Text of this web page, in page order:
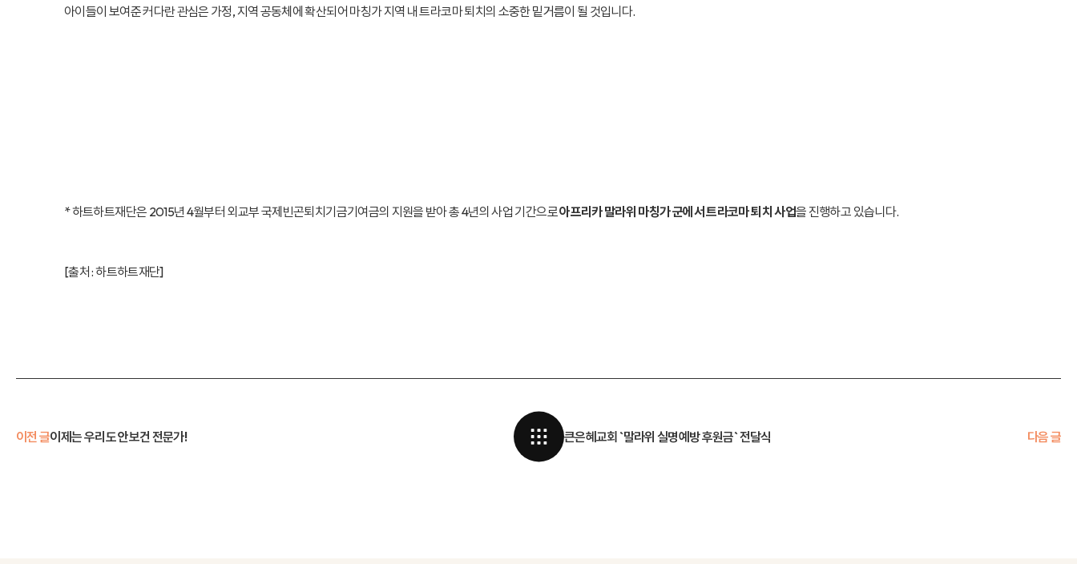
아이들이 보여준 커다란 관심은 가정, 지역 공동체에 확산되어 마칭가 지역 내 트라코마 퇴치의 소중한 밑거름이 될 것입니다.
* 하트하트재단은 2015년 4월부터 외교부 국제빈곤퇴치기금기여금의 지원을 받아 총 4년의 사업 기간으로아프리카 말라위 마칭가 군에서 트라코마 퇴치 사업을 진행하고 있습니다.
[출처 :하트하트재단]
이전 글이제는 우리도 안보건 전문가! 큰은혜교회 `말라위 실명예방 후원금` 전달식 다음 글